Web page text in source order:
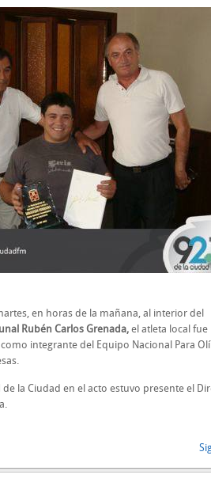
en horas de la mañana, al interior del
Rubén Carlos Grenada, el atleta local fue
integrante del Equipo Nacional Para
de la Ciudad en el acto estuvo presente el